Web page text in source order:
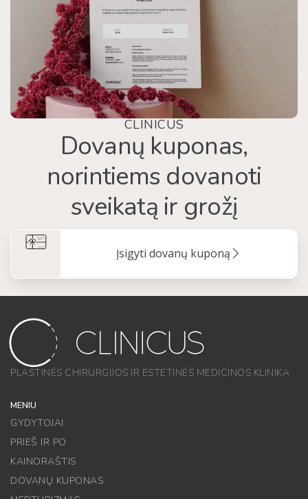
CLINICUS
Dovanų kuponas,
norintiems dovanoti
sveikatą ir grožį
Įsigyti dovanų kuponą
PLASTINĖS CHIRURGIJOS IR ESTETINĖS MEDICINOS KLINIKA
MENIU
GYDYTOJAI
PRIEŠ IR PO
KAINORAŠTIS
DOVANŲ KUPONAS